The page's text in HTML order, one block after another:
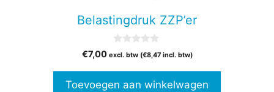
Belastingdruk ZZP’er
v
5
€7,00 excl. btw (€8,47incl. btw)
Toevoegen aan winkelwagen